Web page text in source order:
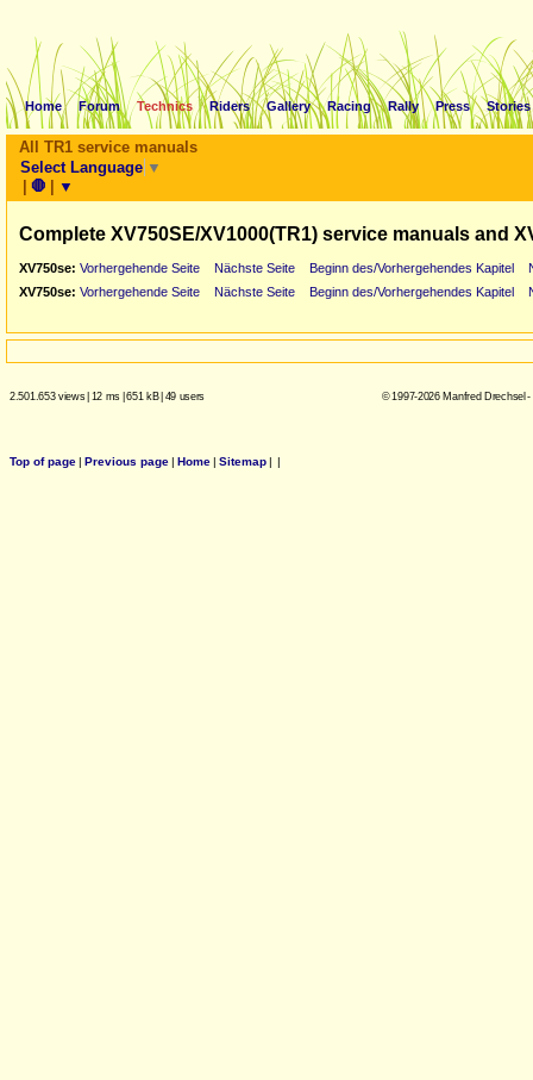
Home Forum Technics Riders Gallery Racing Rally Press Stories
All TR1 service manuals
Select Language ▼
| 🛑 | ▼
Complete XV750SE/XV1000(TR1) service manuals and
XV750se: Vorhergehende Seite Nächste Seite Beginn des/Vorhergehendes Kapitel
XV750se: Vorhergehende Seite Nächste Seite Beginn des/Vorhergehendes Kapitel
2.501.653 views| 12 ms |651 kB| 49 users © 1997-2026 Manfred Drechsel
Top of page| Previous page| Home| Sitemap| |